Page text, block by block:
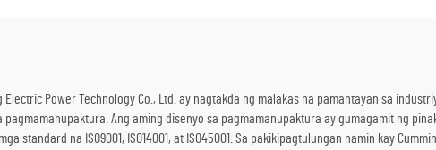
Electric Power Technology Co., Ltd. ay nagtakda ng malakas na pamantayan sa
Ang aming disenyo sa pagmamanupaktura ay gumagamit ng
standard na ISO9001, ISO14001, at ISO45001. Sa pakikipagtulungan namin kay